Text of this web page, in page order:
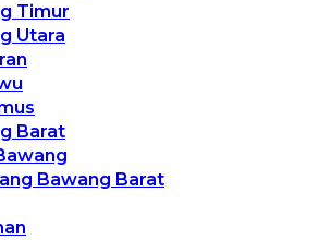
Timur
Utara
Barat
Bawang Barat